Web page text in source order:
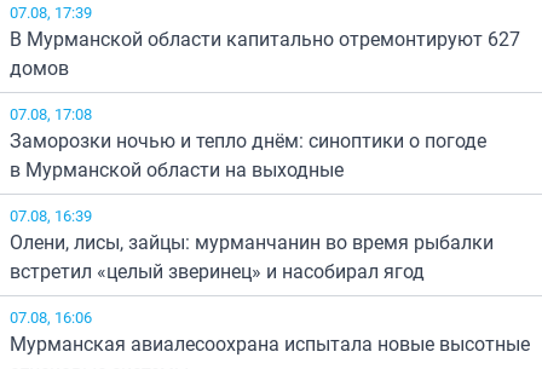
07.08, 17:39
В Мурманской области капитально отремонтируют 627
домов
07.08, 17:08
Заморозки ночью и тепло днём: синоптики о погоде
в Мурманской области на выходные
07.08, 16:39
Олени, лисы, зайцы: мурманчанин во время рыбалки
встретил «целый зверинец» и насобирал ягод
07.08, 16:06
Мурманская авиалесоохрана испытала новые высотные